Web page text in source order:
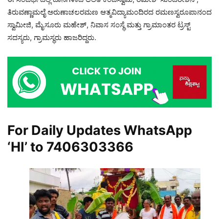
ತಿರುವಣ್ಣಾಮಲೈ ಅರುಣಾಚಲರಮಣ ಆತ್ಮವಿದ್ಯಾಮಂದಿರದ ರಮಣಸ್ವರೂಪಾನಂದ
ಸ್ವಾಮೀಜಿ, ಮೈಸೂರು ಮಹೇಶ್, ನಿವಾಸ ಸಂಸ್ಥೆ ಮತ್ತು ಗ್ರಾಮಾಂತರ ಟ್ರಸ್ಟ್
ಸದಸ್ಯರು, ಗ್ರಾಮಸ್ಥರು ಹಾಜರಿದ್ದರು.
For Daily Updates WhatsApp
‘HI’ to 7406303366